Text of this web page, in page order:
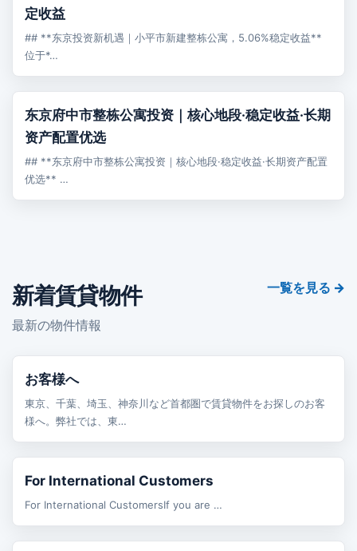
定收益
## **东京投资新机遇｜小平市新建整栋公寓，5.06%稳定收益**
位于*…
売買
东京府中市整栋公寓投资｜核心地段·稳定收益·长期
资产配置优选
## **东京府中市整栋公寓投资｜核心地段·稳定收益·长期资产配置
优选** …
新着賃貸物件
最新の物件情報
一覧を見る →
賃貸
お客様へ
東京、千葉、埼玉、神奈川など首都圏で賃貸物件をお探しのお客
様へ。弊社では、東…
賃貸
For International Customers
For International CustomersIf you are …